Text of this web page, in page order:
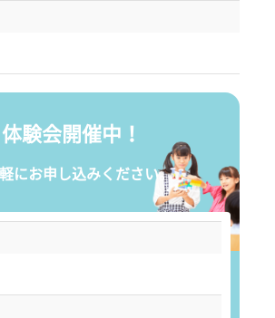
体験会開催中！
にお申し込みください。